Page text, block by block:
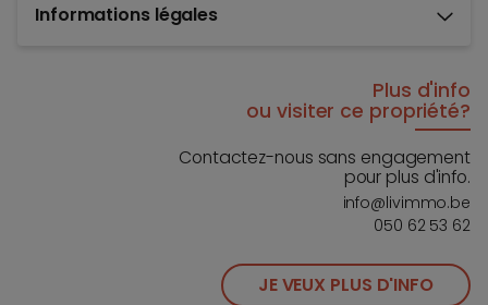
Informations légales
Plus d'info
ou visiter ce propriété?
Contactez-nous sans engagement
pour plus d'info.
info@livimmo.be
050 62 53 62
JE VEUX PLUS D'INFO